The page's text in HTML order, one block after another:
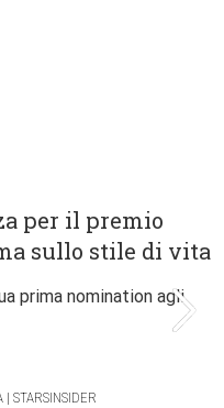
per il premio
sullo stile di vita
STARSINSIDER